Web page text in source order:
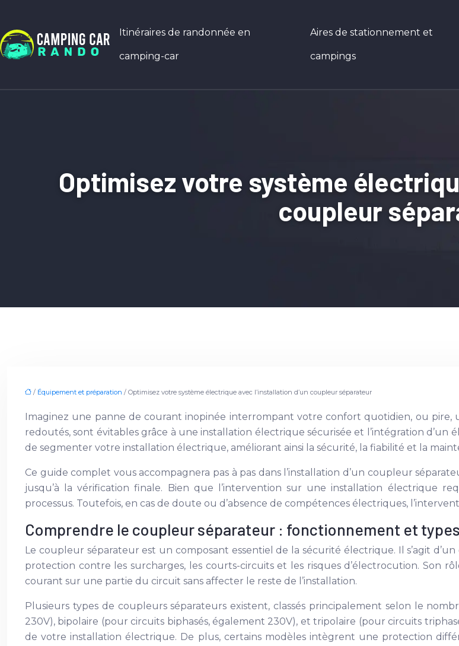
Itinéraires de randonnée en
camping-car
Aires de stationnement et
campings
Optimisez votre système
coupleur
/ Équipement et préparation / Optimisez votre système électrique avec l’installation d’un coupleur séparateur
Imaginez une panne de courant inopinée interrompant votre confort quotidien, ou pire,
redoutés, sont évitables grâce à une installation électrique sécurisée et l’intégration
de segmenter votre installation électrique, améliorant ainsi la sécurité, la fiabilité et la
Ce guide complet vous accompagnera pas à pas dans l’installation d’un coupleur
jusqu’à la vérification finale. Bien que l’intervention sur une installation électrique
processus. Toutefois, en cas de doute ou d’absence de compétences électriques,
Comprendre le coupleur séparateur : fonctionnement et types
Le coupleur séparateur est un composant essentiel de la sécurité électrique. Il s’agit
protection contre les surcharges, les courts-circuits et les risques d’électrocution. Son
courant sur une partie du circuit sans affecter le reste de l’installation.
Plusieurs types de coupleurs séparateurs existent, classés principalement selon le
230V), bipolaire (pour circuits biphasés, également 230V), et tripolaire (pour circuits
de votre installation électrique. De plus, certains modèles intègrent une protection